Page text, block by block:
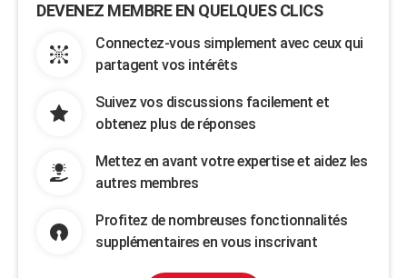
DEVENEZ MEMBRE EN QUELQUES CLICS
Connectez-vous simplement avec ceux qui
partagent vos intérêts
Suivez vos discussions facilement et
obtenez plus de réponses
Mettez en avant votre expertise et aidez les
autres membres
Profitez de nombreuses fonctionnalités
supplémentaires en vous inscrivant